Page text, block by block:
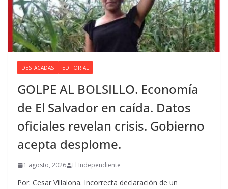
DESTACADAS EDITORIAL
GOLPE AL BOLSILLO. Economía
de El Salvador en caída. Datos
oficiales revelan crisis. Gobierno
acepta desplome.
1 agosto, 2026 El Independiente
Por: Cesar Villalona. Incorrecta declaración de un